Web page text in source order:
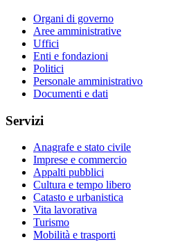
Organi di governo
Aree amministrative
Uffici
Enti e fondazioni
Politici
Personale amministrativo
Documenti e dati
Servizi
Anagrafe e stato civile
Imprese e commercio
Appalti pubblici
Cultura e tempo libero
Catasto e urbanistica
Vita lavorativa
Turismo
Mobilità e trasporti